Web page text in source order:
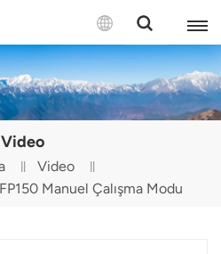
Video
Video
Manuel Çalışma Modu